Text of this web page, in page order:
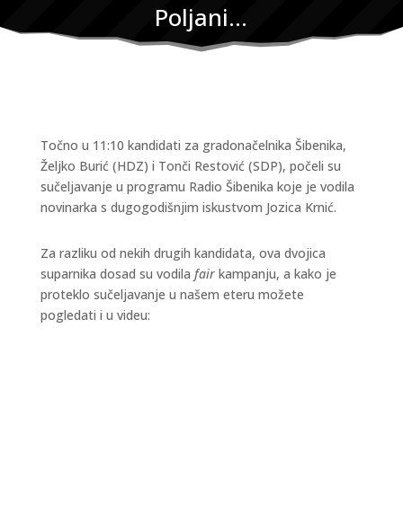
Poljani…
Točno u 11:10 kandidati za gradonačelnika Šibenika,
Željko Burić (HDZ) i Tonči Restović (SDP), počeli su
sučeljavanje u programu Radio Šibenika koje je vodila
novinarka s dugogodišnjim iskustvom Jozica Krnić.
Za razliku od nekih drugih kandidata, ova dvojica
suparnika dosad su vodila fairkampanju, a kako je
proteklo sučeljavanje u našem eteru možete
pogledati i u videu: